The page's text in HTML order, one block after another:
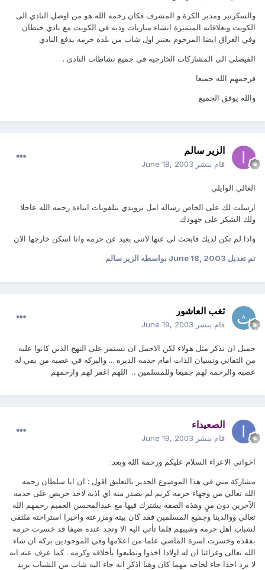
والسكرتير ومدير الكرة و المشرف فكان رحمه الله هو من اوصل النادي الى
الكويت وبعلاقاته المتميزة انشاء مباريات وديه في الكويت مع نادي خيطان
وفي العراق ايضا المرحوم يعتبر اول شاب من بلدة حرمه يدفع النادي
الفيصلي الى المشاركات الخارجيه في جميع نشاطات النادي .
فرحمهم الله جميعا
والله يوفق الجميع
الزير سالم
قام بنشر June 18, 2003
الغالي الوايلي
ارسلت لك على الخاص رساله امل تزويدي بتلفونات ابناءة رحمه الله عاجلا
ولك الشكر على جهودك
واذا لم تكن لديك فابحث لي عنها لانني بعيد عن حرمه وانا اسكن خارجها الان
تم تعديل June 18, 2003بواسطه الزير سالم
ثغب العاشور
قام بنشر June 19, 2003
جميل ان نذكر مثل هولاء لكن الاجمل ان نستمر على النهج الذين كانوا عليه
من التفاني ونسيان الذات امام خدمة الديره ... والبركه في عصبة من بقي له
عصبه والرحمه لهم جميعا وللمسلمين ... اللهم اغفر لهم وارحمهم
الصعيداء
قام بنشر June 19, 2003
اخواني الاعزاء السلام عليكم ورحمة الله وبعد:
مشاركة مني في هذا الموضوع الجدير بالتعليق اقول : ان ابا سلطان رحمه
الله تعالي من وجهاء حرمه كريم لم يصدر منه اي اذية لاحد حريص على خدمه
الآخرين دون منٍ وهذه الصفة يشترك فيها مع عبدالمحسن العميم رحمهم الله
تعالي ووالدينا وجميع المسلمين فقد كان بيته ومزرعته واخيرا استراحته ملتقى
لشباب اهل حرمه وشيبهم قلما تأتي اليه الا وتجد عنده ضيفا قد خسرت حرمه
بفقده وخسرت اسرة الماضي علما من اعلامها وفي الموجودين بركه ان شاء
الله تعالى وغزائنا ان له اولادا اخذوا وتطبعوا بأخلاقه وكرمه . كما عرف عنه انه
لا يرد احدا جاء لحاجه مهما كان وهنا اذكر انه جاء اليه شاب من الشباب يريد